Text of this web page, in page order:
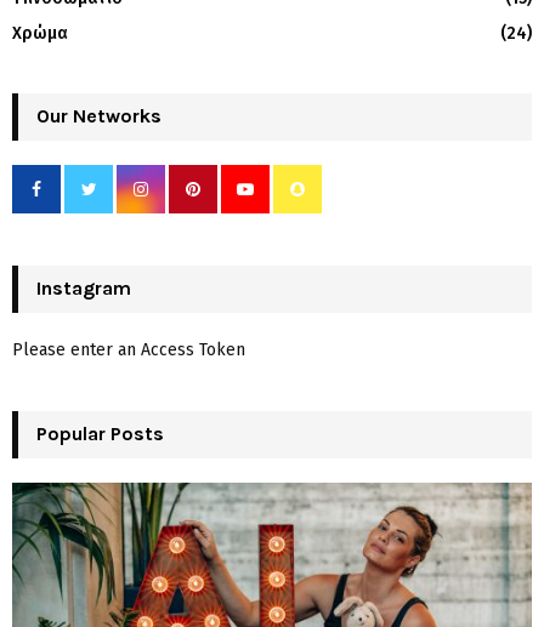
Χρώμα
(24)
Our Networks
Instagram
Please enter an Access Token
Popular Posts